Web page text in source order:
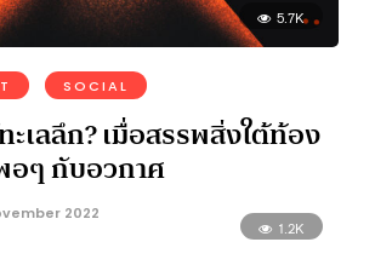
5.7K
SOCIAL
ะเลลึก? เมื่อสรรพสิ่งใต้ท้อง
อๆ กับอวกาศ
2022
1.2K